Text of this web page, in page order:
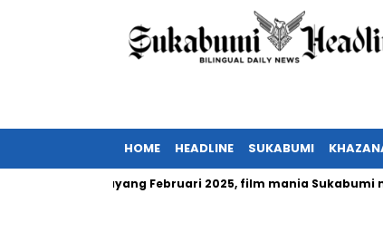
HOME HEADLINE SUKABUMI
tayang Februari 2025, film mania Sukabumi mau